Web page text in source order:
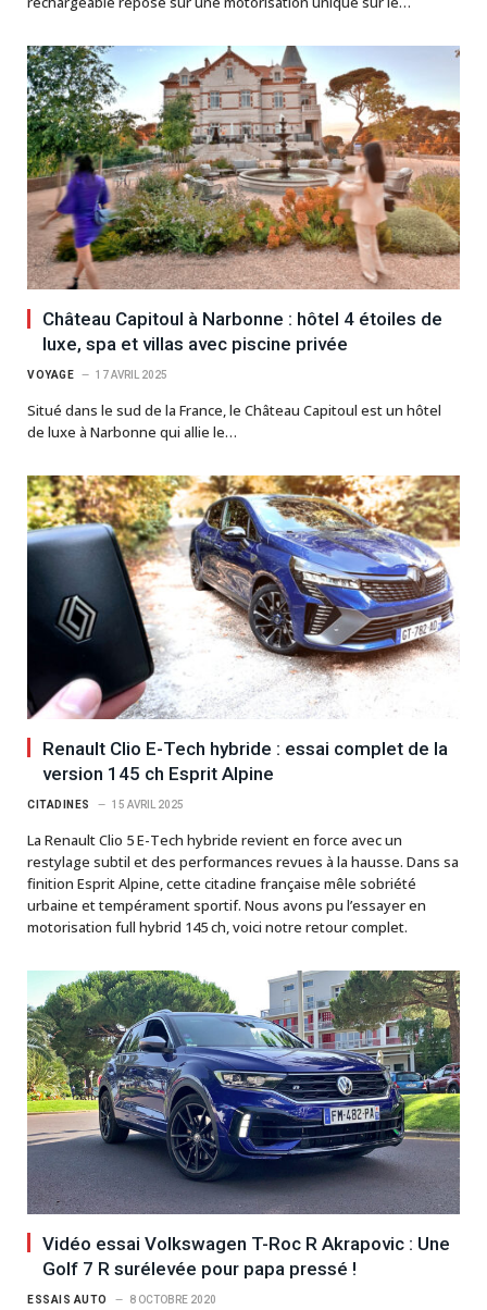
Château Capitoul à Narbonne : hôtel 4 étoiles de
luxe, spa et villas avec piscine privée
VOYAGE 17 AVRIL 2025
Situé dans le sud de la France, le Château Capitoul est un hôtel
de luxe à Narbonne qui allie le…
Renault Clio E-Tech hybride : essai complet de la
version 145 ch Esprit Alpine
CITADINES 15 AVRIL 2025
La Renault Clio 5 E-Tech hybride revient en force avec un
restylage subtil et des performances revues à la hausse. Dans sa
finition Esprit Alpine, cette citadine française mêle sobriété
urbaine et tempérament sportif. Nous avons pu l’essayer en
motorisation full hybrid 145 ch, voici notre retour complet.
Vidéo essai Volkswagen T-Roc R Akrapovic : Une
Golf 7 R surélevée pour papa pressé !
ESSAIS AUTO 8 OCTOBRE 2020